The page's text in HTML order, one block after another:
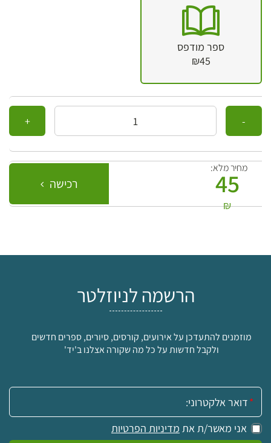
ספר מודפס
₪45
כמות
מחיר מלא:
45
₪
רכישה
הרשמה לניוזלטר
מוזמנים להתעדכן על אירועים, קורסים, סיורים, ספרים חדשים
ולקבל חדשות על כל מה שקורה אצלנו ב'יד'
אימייל:
אני מאשר/ת את מדיניות הפרטיות